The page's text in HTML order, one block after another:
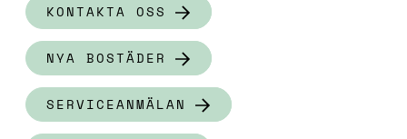
KONTAKTA OSS
NYA BOSTÄDER
SERVICEANMÄLAN